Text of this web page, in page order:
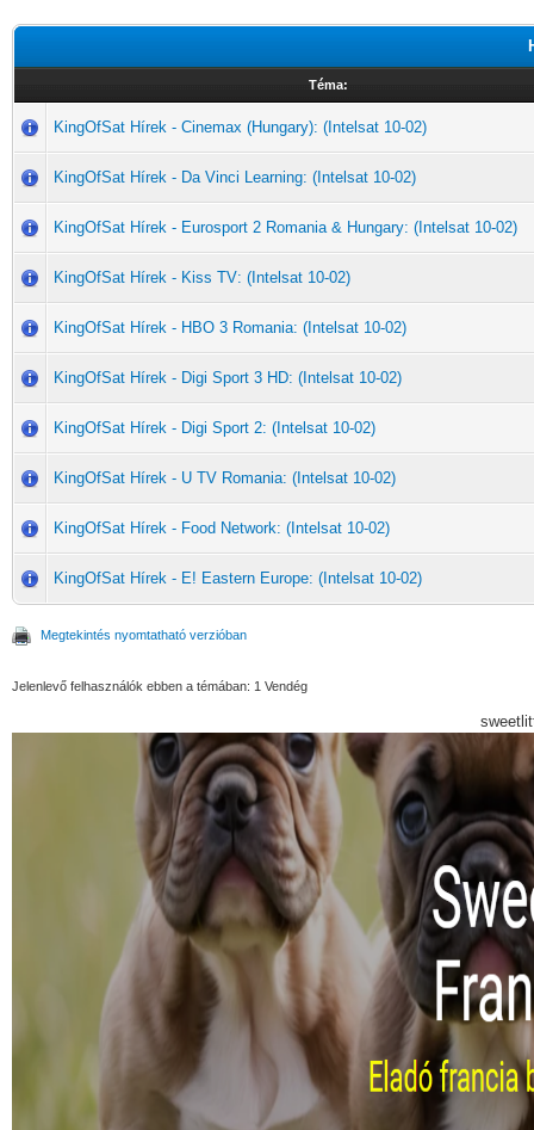
Téma:
KingOfSat Hírek - Cinemax (Hungary): (Intelsat 10-02)
KingOfSat Hírek - Da Vinci Learning: (Intelsat 10-02)
KingOfSat Hírek - Eurosport 2 Romania & Hungary: (Intelsat 10-02)
KingOfSat Hírek - Kiss TV: (Intelsat 10-02)
KingOfSat Hírek - HBO 3 Romania: (Intelsat 10-02)
KingOfSat Hírek - Digi Sport 3 HD: (Intelsat 10-02)
KingOfSat Hírek - Digi Sport 2: (Intelsat 10-02)
KingOfSat Hírek - U TV Romania: (Intelsat 10-02)
KingOfSat Hírek - Food Network: (Intelsat 10-02)
KingOfSat Hírek - E! Eastern Europe: (Intelsat 10-02)
Megtekintés nyomtatható verzióban
Jelenlevő felhasználók ebben a témában: 1 Vendég